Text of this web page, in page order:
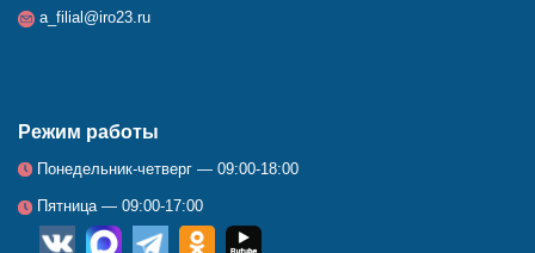
a_filial@iro23.ru
Режим работы
Понедельник-четверг — 09:00-18:00
Пятница — 09:00-17:00